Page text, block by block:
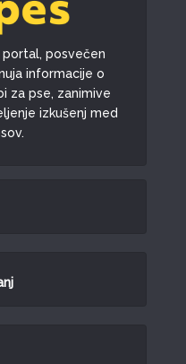
posvečen
informacije o
za pse, zanimive
izkušenj med